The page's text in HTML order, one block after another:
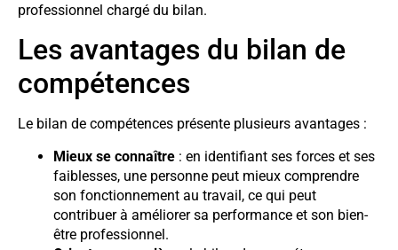
professionnel chargé du bilan.
Les avantages du bilan de
compétences
Le bilan de compétences présente plusieurs avantages :
Mieux se connaître : en identifiant ses forces et ses
faiblesses, une personne peut mieux comprendre
son fonctionnement au travail, ce qui peut
contribuer à améliorer sa performance et son bien-
être professionnel.